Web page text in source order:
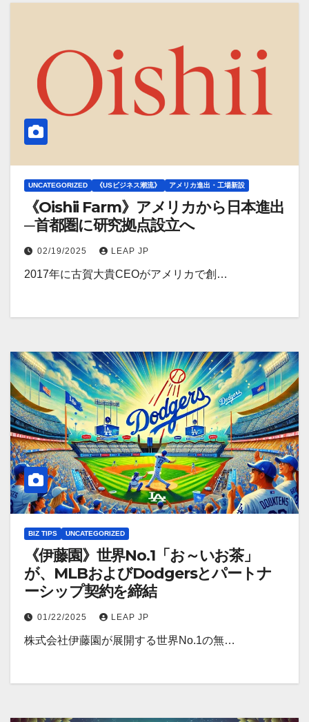
UNCATEGORIZED 《USビジネス潮流》 アメリカ進出・工場新設
《Oishii Farm》アメリカから日本進出
─首都圏に研究拠点設立へ
02/19/2025 LEAP JP
2017年に古賀大貴CEOがアメリカで創…
BIZ TIPS UNCATEGORIZED
《伊藤園》世界No.1「お～いお茶」
が、MLBおよびDodgersとパートナ
ーシップ契約を締結
01/22/2025 LEAP JP
株式会社伊藤園が展開する世界No.1の無…